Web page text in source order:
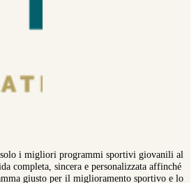
i migliori programmi sportivi giovanili al
completa, sincera e personalizzata affinché
giusto per il miglioramento sportivo e lo